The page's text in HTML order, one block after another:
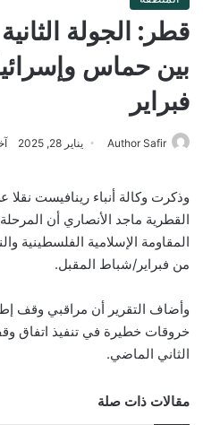
قطر: الجولة
فبراير
Author Safir يناير 28, 2025
وذكرت وكالة أنباء رينافيست
القطرية ماجد الأنصاري أن
المقاومة الإسلامية الفلسطينية
من فبراير/شباط المقبل.
وأضاف التقرير أن مراقبي وقف
الثاني الماضي.
مقالات ذات صلة